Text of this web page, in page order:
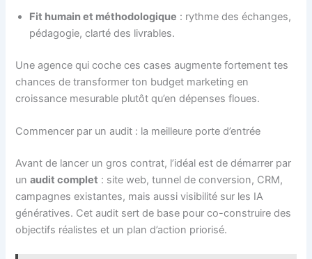
Fit humain et méthodologique : rythme des échanges,
pédagogie, clarté des livrables.
Une agence qui coche ces cases augmente fortement tes
chances de transformer ton budget marketing en
croissance mesurable plutôt qu’en dépenses floues.
Commencer par un audit : la meilleure porte d’entrée
Avant de lancer un gros contrat, l’idéal est de démarrer par
unaudit complet : site web, tunnel de conversion, CRM,
campagnes existantes, mais aussi visibilité sur les IA
génératives. Cet audit sert de base pour co-construire des
objectifs réalistes et un plan d’action priorisé.